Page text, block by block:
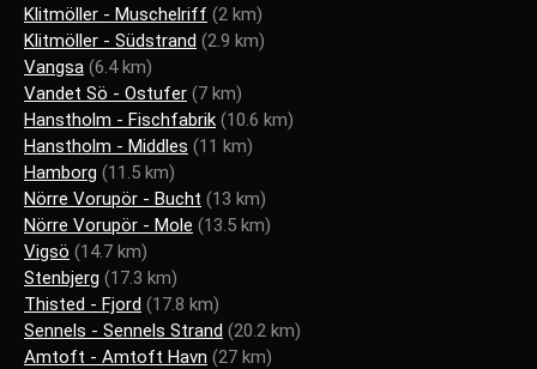
Klitmöller - Muschelriff (2 km)
Klitmöller - Südstrand (2.9 km)
Vangsa (6.4 km)
Vandet Sö - Ostufer (7 km)
Hanstholm - Fischfabrik (10.6 km)
Hanstholm - Middles (11 km)
Hamborg (11.5 km)
Nörre Vorupör - Bucht (13 km)
Nörre Vorupör - Mole (13.5 km)
Vigsö (14.7 km)
Stenbjerg (17.3 km)
Thisted - Fjord (17.8 km)
Sennels - Sennels Strand (20.2 km)
Amtoft - Amtoft Havn (27 km)